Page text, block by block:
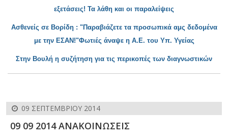
εξετάσεις! Τα λάθη και οι παραλείψεις
Ασθενείς σε Βορίδη : "Παραβιάζετε τα προσωπικά αμς δεδομένα
με την ΕΣΑΝ!"Φωτιές άναψε η Α.Ε. του Υπ. Υγείας
Στην Βουλή η συζήτηση για τις περικοπές των διαγνωστικών
09 ΣΕΠΤΕΜΒΡΊΟΥ 2014
09 09 2014 ΑΝΑΚΟΙΝΩΣΕΙΣ